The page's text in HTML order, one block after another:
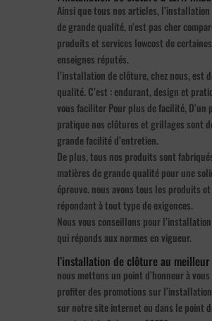
Ainsi que tous nos articles,
de grande qualité, n’est pas cher
produits et services lowcost de
enseignes réputés.
l’installation de clôture, chez nous, est
qualité. C’est : endurant, design et
vous faciliter Pour plus de facilité, D’un
pratique nos clôtures et grillages sont
grande facilité d’entretien.
De plus, tous nos produits sont
matières de grande qualité pour une
épreuve. nous avons tous les produits
répondant à tout type de exigences.
Nous vous conseillons pour
qui réponds aux normes en vigueur.
l’installation de clôture au
nous mettons un point d’honneur à
profiter des promotions sur
sur notre site internet ou dans le point